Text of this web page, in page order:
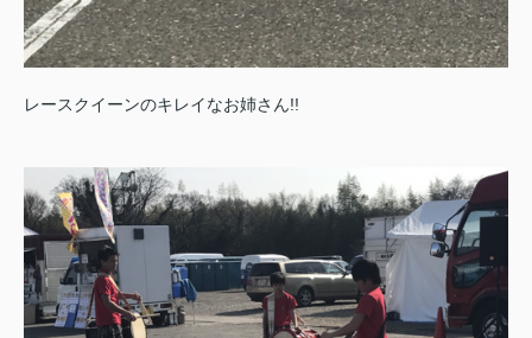
レースクイーンのキレイなお姉さん!!